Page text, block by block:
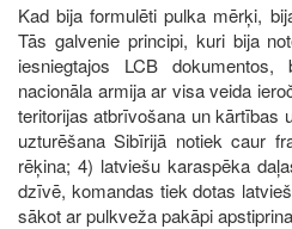
Kad bija formulēti pulka mērķi,
Tās galvenie principi, kuri bija
iesniegtajos LCB
nacionāla armija ar visa veida
teritorijas atbrīvošana un kārtības
uzturēšana Sibīrijā notiek caur
rēķina; 4) latviešu karaspēka
dzīvē, komandas tiek dotas
sākot ar pulkveža pakāpi